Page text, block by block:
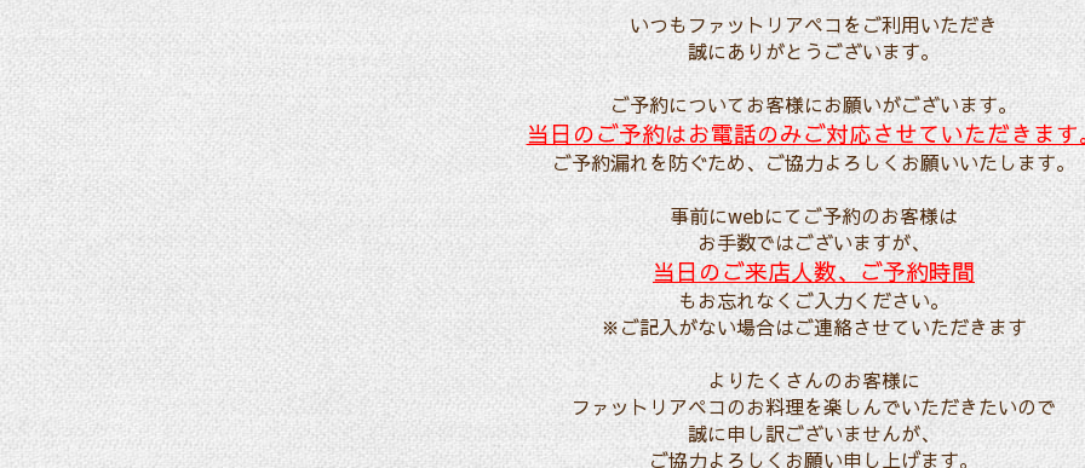
いつもファットリアペコをご利用いただき
誠にありがとうございます。
ご予約についてお客様にお願いがございます。
当日のご予約はお電話のみご対応させていただきます
ご予約漏れを防ぐため、ご協力よろしくお願いいたします。
事前にwebにてご予約のお客様は
お手数ではございますが、
当日のご来店人数、ご予約時間
もお忘れなくご入力ください。
※ご記入がない場合はご連絡させていただきます
よりたくさんのお客様に
ファットリアペコのお料理を楽しんでいただきたいので
誠に申し訳ございませんが、
ご協力よろしくお願い申し上げます。